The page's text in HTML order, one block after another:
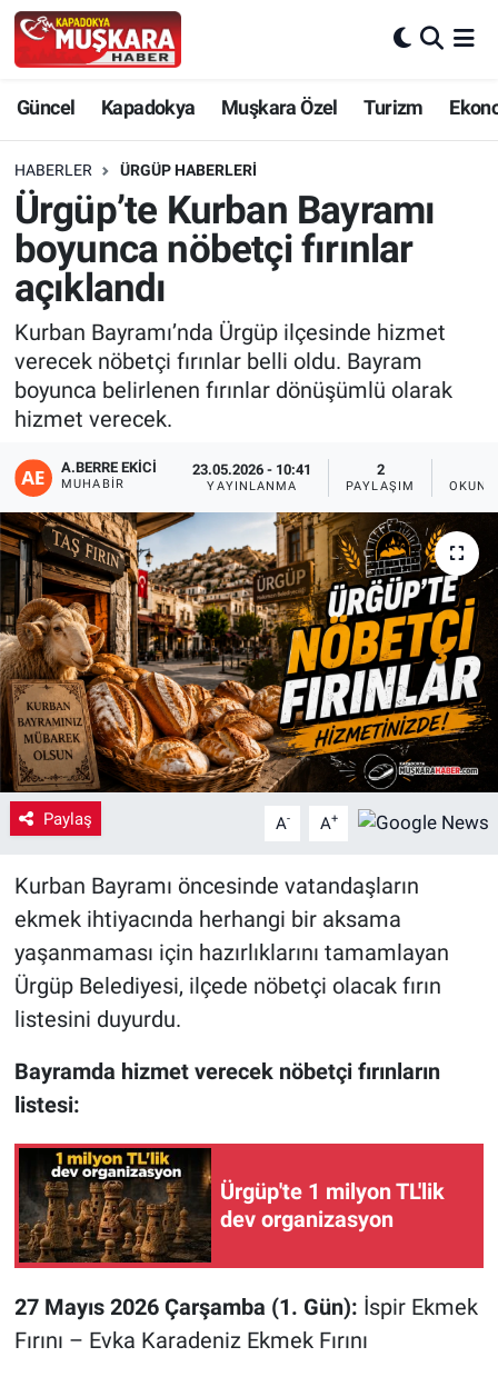
Güncel Kapadokya Muşkara Özel Turizm
HABERLER ÜRGÜP HABERLERI
Ürgüp’te Kurban Bayramı
boyunca nöbetçi fırınlar
açıklandı
Kurban Bayramı’nda Ürgüp ilçesinde hizmet
verecek nöbetçi fırınlar belli oldu. Bayram
boyunca belirlenen fırınlar dönüşümlü olarak
hizmet verecek.
A.BERRE EKICI
MUHABIR
23.05.2026 - 10:41
YAYINLANMA
2
PAYLAŞIM
Paylaş A- A+
Kurban Bayramı öncesinde vatandaşların
ekmek ihtiyacında herhangi bir aksama
yaşanmaması için hazırlıklarını tamamlayan
Ürgüp Belediyesi, ilçede nöbetçi olacak fırın
listesini duyurdu.
Bayramda hizmet verecek nöbetçi fırınların
listesi:
Ürgüp'te 1 milyon TL'lik
dev organizasyon
27 Mayıs 2026 Çarşamba (1. Gün): İspir Ekmek
Fırını – Evka Karadeniz Ekmek Fırını
Güncel
SEÇİM
Muşkara Özel
Kapadokya
Turizm
Kültür - Sanat
Yaşam
VEFATLAR
Nevşehir Hava Durumu
Nevşehir Trafik Yoğunluk Haritası
Süper Lig Puan Durumu ve Fikstür
Son Dakika Haberleri
Haber Arşivi